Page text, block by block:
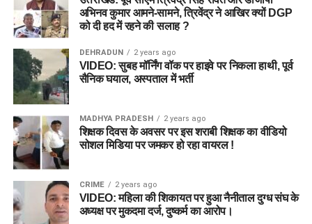
अभिनव कुमार आमने-सामने, त्रिवेंद्र ने आखिर क्यों DGP
को दी हद में रहने की सलाह ?
DEHRADUN 2 years ago
VIDEO: सुबह मॉर्निंग वॉक पर हाइवे पर निकला हाथी, पूर्व
सैनिक घयाल, अस्पताल में भर्ती
MADHYA PRADESH 2 years ago
शिक्षक दिवस के अवसर पर इस शराबी शिक्षक का वीडियो
सोशल मिडिया पर जमकर हो रहा वायरल !
CRIME 2 years ago
VIDEO: महिला की शिकायत पर हुआ नैनीताल दुग्ध संघ के
अध्यक्ष पर मुकदमा दर्ज, दुष्कर्म का आरोप।